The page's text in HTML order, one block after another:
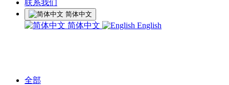
联系我们
简体中文
简体中文 English
全部